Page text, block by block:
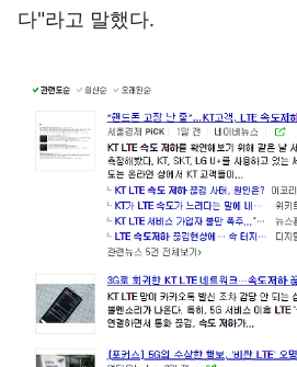
다"라고 말했다.